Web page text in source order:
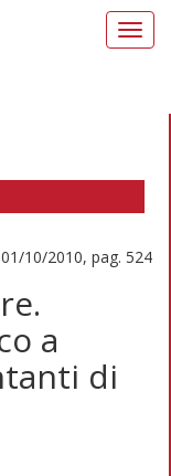
10/2010, pag. 524
a
di